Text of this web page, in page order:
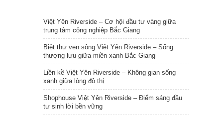
Việt Yên Riverside – Cơ hội đầu tư vàng giữa
trung tâm công nghiệp Bắc Giang
Biệt thự ven sông Việt Yên Riverside – Sống
thượng lưu giữa miền xanh Bắc Giang
Liền kề Việt Yên Riverside – Không gian sống
xanh giữa lòng đô thị
Shophouse Việt Yên Riverside – Điểm sáng đầu
tư sinh lời bền vững